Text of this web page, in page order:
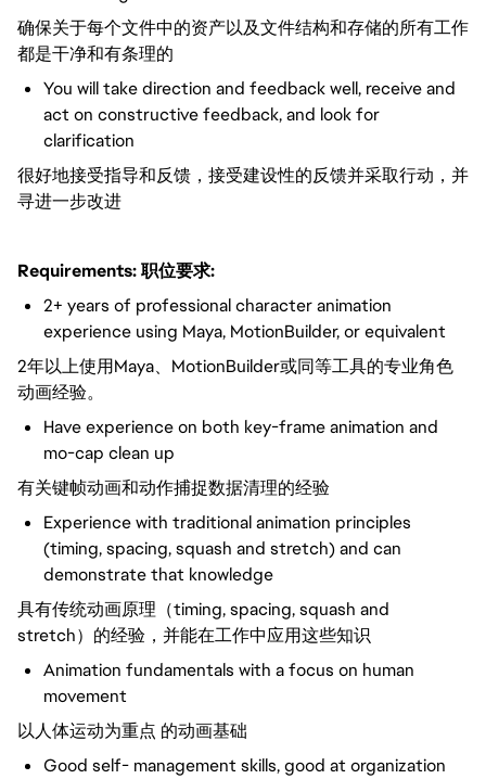
确保关于每个文件中的资产以及文件结构和存储的所有工作
都是干净和有条理的
You will take direction and feedback well, receive and
act on constructive feedback, and look for
clarification
很好地接受指导和反馈，接受建设性的反馈并采取行动，并
寻进一步改进
Requirements:职位要求:
2+ years of professional character animation
experience using Maya, MotionBuilder, or equivalent
2年以上使用Maya、MotionBuilder或同等工具的专业角色
动画经验。
Have experience on both key-frame animation and
mo-cap clean up
有关键帧动画和动作捕捉数据清理的经验
Experience with traditional animation principles
(timing, spacing, squash and stretch) and can
demonstrate that knowledge
具有传统动画原理（timing, spacing, squash and
stretch）的经验，并能在工作中应用这些知识
Animation fundamentals with a focus on human
movement
以人体运动为重点 的动画基础
Good self- management skills, good at organization